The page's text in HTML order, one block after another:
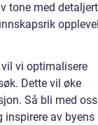
tone med
vi optimalisere
Dette vil øke
Så bli med
inspirere av byens